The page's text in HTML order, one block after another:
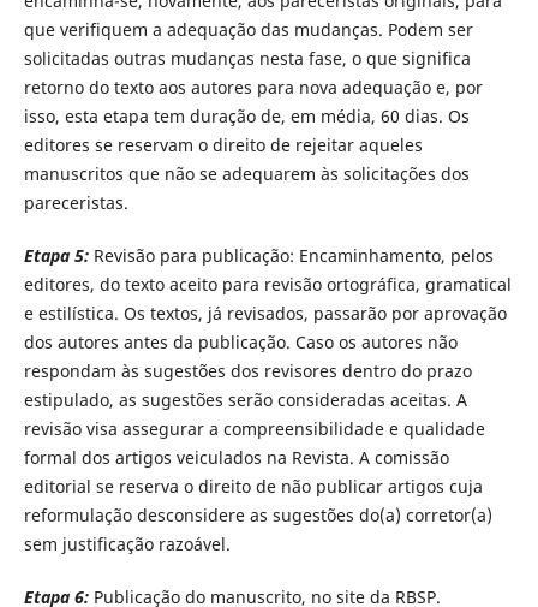
que verifiquem a adequação das mudanças. Podem ser
solicitadas outras mudanças nesta fase, o que significa
retorno do texto aos autores para nova adequação e, por
isso, esta etapa tem duração de, em média, 60 dias. Os
editores se reservam o direito de rejeitar aqueles
manuscritos que não se adequarem às solicitações dos
pareceristas.
Etapa 5: Revisão para publicação: Encaminhamento, pelos
editores, do texto aceito para revisão ortográfica, gramatical
e estilística. Os textos, já revisados, passarão por aprovação
dos autores antes da publicação. Caso os autores não
respondam às sugestões dos revisores dentro do prazo
estipulado, as sugestões serão consideradas aceitas. A
revisão visa assegurar a compreensibilidade e qualidade
formal dos artigos veiculados na Revista. A comissão
editorial se reserva o direito de não publicar artigos cuja
reformulação desconsidere as sugestões do(a) corretor(a)
sem justificação razoável.
Etapa 6:Publicação do manuscrito, no site da RBSP.